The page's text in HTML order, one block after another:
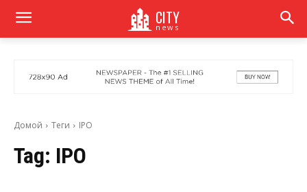
CITY
news
Домой Теги IPO
Tag: IPO